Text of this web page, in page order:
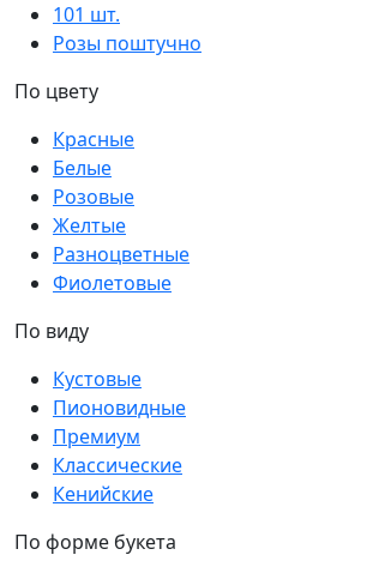
101 шт.
Розы поштучно
По цвету
Красные
Белые
Розовые
Желтые
Разноцветные
Фиолетовые
По виду
Кустовые
Пионовидные
Премиум
Классические
Кенийские
По форме букета